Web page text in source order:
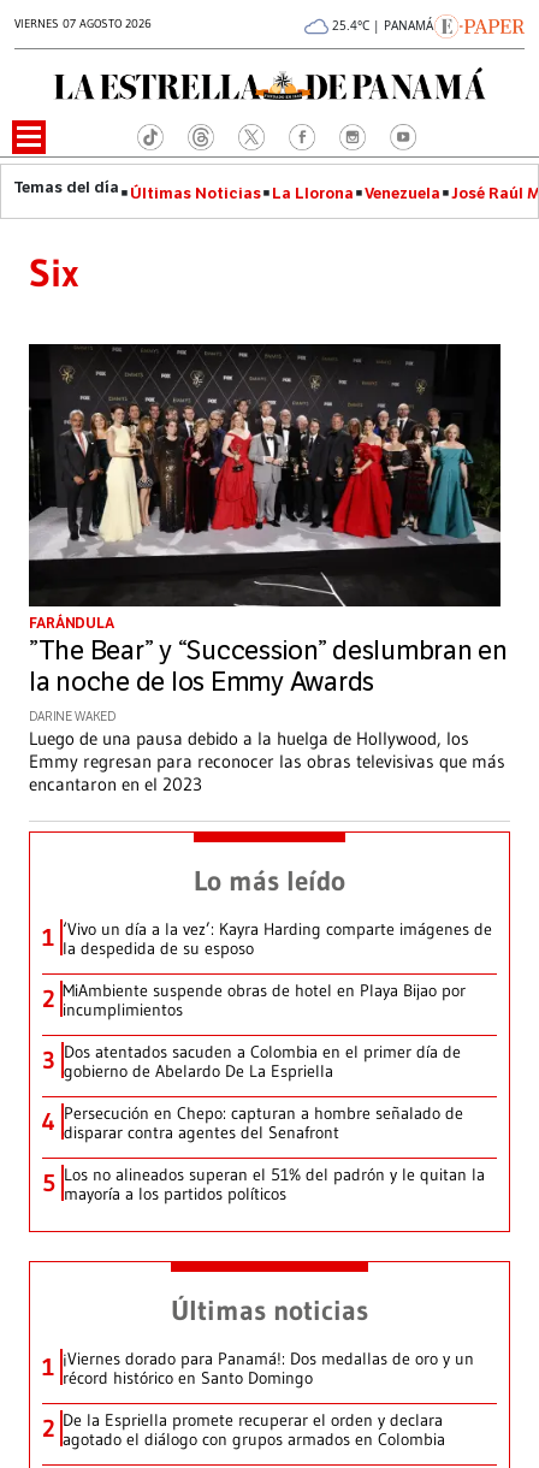
VIERNES 07 AGOSTO 2026 25.4°C | PANAMÁ
Últimas Noticias La Llorona Venezuela José Raúl
Six
FARÁNDULA
”The Bear” y “Succession” deslumbran en
la noche de los Emmy Awards
DARINE WAKED
Luego de una pausa debido a la huelga de Hollywood, los
Emmy regresan para reconocer las obras televisivas que más
encantaron en el 2023
Lo más leído
1 ‘Vivo un día a la vez’: Kayra Harding comparte imágenes de
la despedida de su esposo
2 MiAmbiente suspende obras de hotel en Playa Bijao por
incumplimientos
3 Dos atentados sacuden a Colombia en el primer día de
gobierno de Abelardo De La Espriella
4 Persecución en Chepo: capturan a hombre señalado de
disparar contra agentes del Senafront
5 Los no alineados superan el 51% del padrón y le quitan la
mayoría a los partidos políticos
Últimas noticias
1 ¡Viernes dorado para Panamá!: Dos medallas de oro y un
récord histórico en Santo Domingo
2 De la Espriella promete recuperar el orden y declara
agotado el diálogo con grupos armados en Colombia